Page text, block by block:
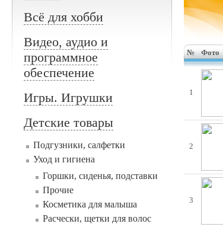
Всё для хобби
Видео, аудио и
программное
обеспечение
Игры. Игрушки
Детские товары
Подгузники, салфетки
Уход и гигиена
Горшки, сиденья, подставки
Прочие
Косметика для малыша
Расчески, щетки для волос
№ Фото
1
2
3